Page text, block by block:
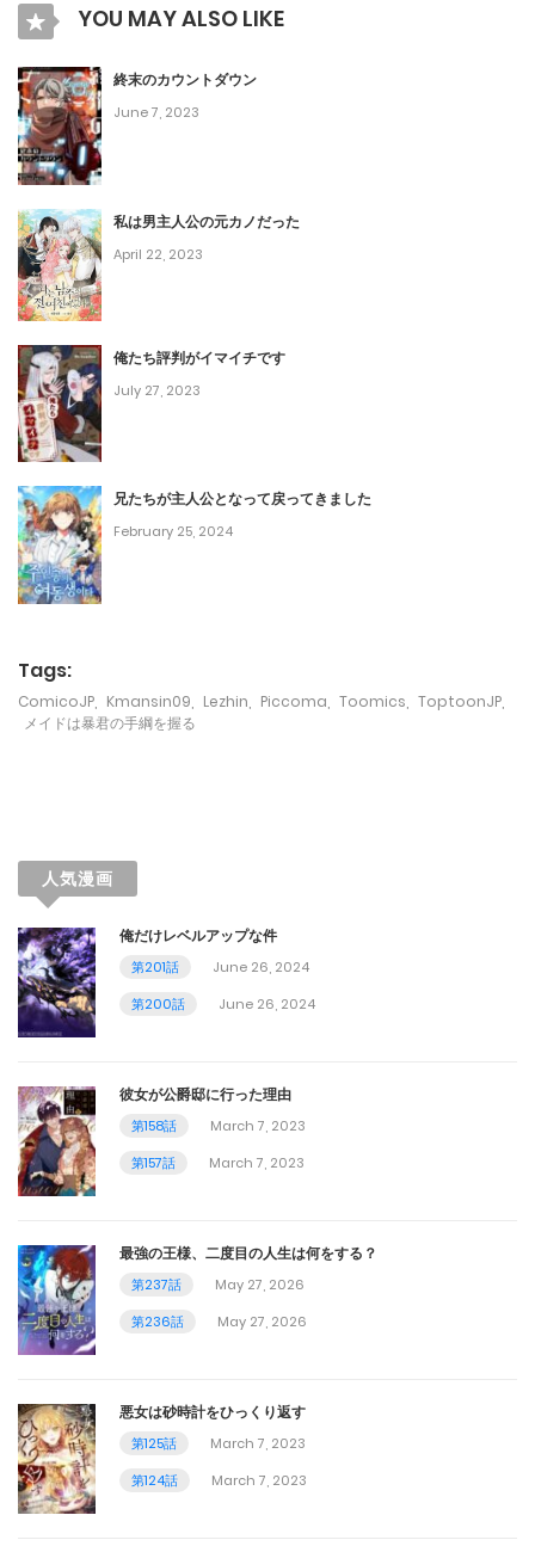
January 4, 2024
第92話
December 28, 2023
第91話
December 21, 2023
第90話
December 14, 2023
第89話
December 7, 2023
第88話
November 30, 2023
第87話
November 24, 2023
第86話
November 21, 2023
第84話
November 2, 2023
第83話
October 26, 2023
October 19, 2023
第81話
October 12, 2023
第80話
October 5, 2023
第79話
第78話
September 29, 2023
YOU MAY ALSO LIKE
終末のカウントダウン
June 7, 2023
私は男主人公の元カノだった
April 22, 2023
俺たち評判がイマイチです
July 27, 2023
兄たちが主人公となって戻ってきました
February 25, 2024
Tags:
ComicoJP Kmansin09 Lezhin Piccoma Toomics ToptoonJP
メイドは暴君の手綱を握る
人気漫画
俺だけレベルアップな件
第201話
June 26, 2024
第200話
June 26, 2024
彼女が公爵邸に行った理由
第158話
March 7, 2023
第157話
March 7, 2023
最強の王様、二度目の人生は何をする？
第237話
May 27, 2026
第236話
May 27, 2026
悪女は砂時計をひっくり返す
第125話
March 7, 2023
第124話
March 7, 2023